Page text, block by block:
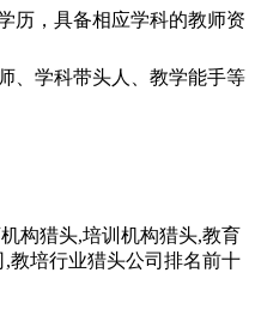
历，具备相应学科的教师资
、学科带头人、教学能手等
构猎头,培训机构猎头,教育
教培行业猎头公司排名前十